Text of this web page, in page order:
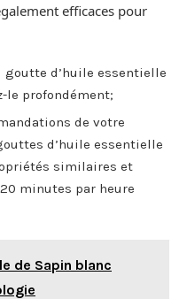
efficaces pour
goutte d’huile essentielle
le profondément;
de votre
d’huile essentielle
similaires et
minutes par heure
de Sapin blanc